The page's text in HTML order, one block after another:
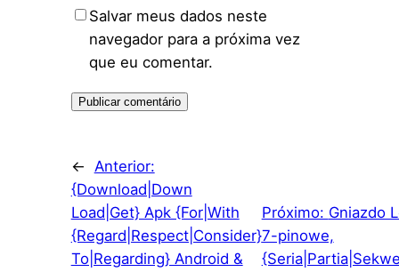
Salvar meus dados neste
navegador para a próxima vez
que eu comentar.
←
Anterior:
{Download|Down
Load|Get} Apk {For|With
{Regard|Respect|Consider}
To|Regarding} Android &
Próximo: Gniazdo
7-pinowe,